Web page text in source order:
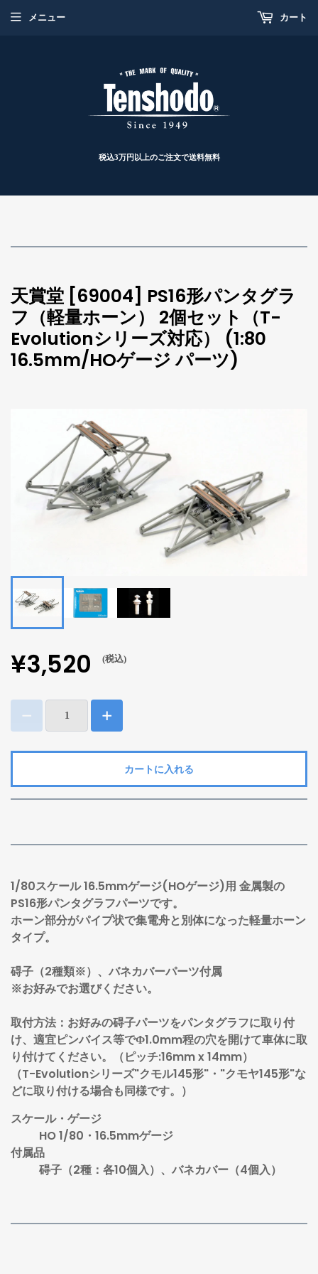
税込3万円以上のご注文で送料無料
メニュー カート
天賞堂 [69004] PS16形パンタグラ
フ（軽量ホーン） 2個セット（T-
Evolutionシリーズ対応） (1:80
16.5mm/HOゲージ パーツ)
¥3,520 (税込)
カートに入れる
1/80スケール 16.5mmゲージ(HOゲージ)用 金属製の
PS16形パンタグラフパーツです。
ホーン部分がパイプ状で集電舟と別体になった軽量ホーン
タイプ。
碍子（2種類※）、バネカバーパーツ付属
※お好みでお選びください。
取付方法：お好みの碍子パーツをパンタグラフに取り付
け、適宜ピンバイス等でΦ1.0mm程の穴を開けて車体に取
り付けてください。（ピッチ:16mm x 14mm）
（T-Evolutionシリーズ"クモル145形"・"クモヤ145形"な
どに取り付ける場合も同様です。）
スケール・ゲージ
HO 1/80・16.5mmゲージ
付属品
碍子（2種：各10個入）、バネカバー（4個入）